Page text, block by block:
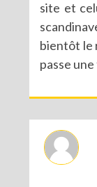
site et
bientôt le
passe